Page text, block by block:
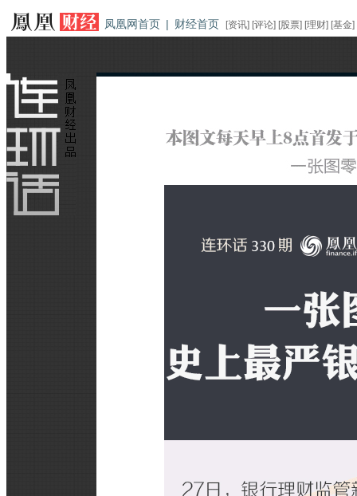
凤凰网首页 | 财经首页 [资讯] [评论] [股票] [理财] [基金]